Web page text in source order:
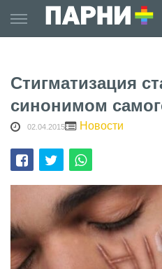
to
Стигматизация
синонимом
02.04.2015 Новости